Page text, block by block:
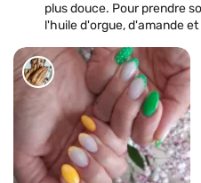
plus douce. Pour prendre
l'huile d'orgue, d'amande